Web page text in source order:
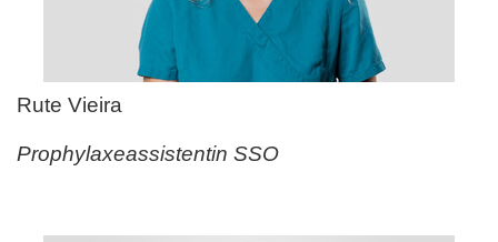
Rute Vieira
Prophylaxeassistentin SSO